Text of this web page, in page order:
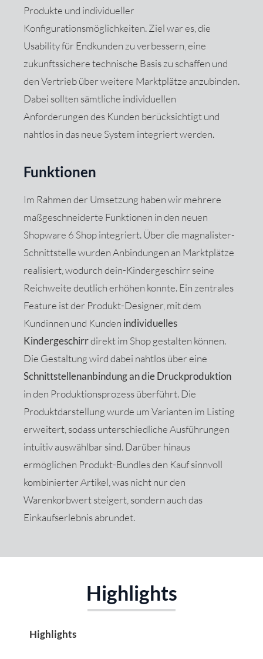
Produkte und individueller
Konfigurationsmöglichkeiten. Ziel war es, die
Usability für Endkunden zu verbessern, eine
zukunftssichere technische Basis zu schaffen und
den Vertrieb über weitere Marktplätze anzubinden.
Dabei sollten sämtliche individuellen
Anforderungen des Kunden berücksichtigt und
nahtlos in das neue System integriert werden.
Funktionen
Im Rahmen der Umsetzung haben wir mehrere
maßgeschneiderte Funktionen in den neuen
Shopware 6 Shop integriert. Über die magnalister-
Schnittstelle wurden Anbindungen an Marktplätze
realisiert, wodurch dein-Kindergeschirr seine
Reichweite deutlich erhöhen konnte. Ein zentrales
Feature ist der Produkt-Designer, mit dem
Kundinnen und Kunden individuelles
Kindergeschirrdirekt im Shop gestalten können.
Die Gestaltung wird dabei nahtlos über eine
Schnittstellenanbindung an die Druckproduktion
in den Produktionsprozess überführt. Die
Produktdarstellung wurde um Varianten im Listing
erweitert, sodass unterschiedliche Ausführungen
intuitiv auswählbar sind. Darüber hinaus
ermöglichen Produkt-Bundles den Kauf sinnvoll
kombinierter Artikel, was nicht nur den
Warenkorbwert steigert, sondern auch das
Einkaufserlebnis abrundet.
Highlights
Produktgalerie überspringen
Highlights